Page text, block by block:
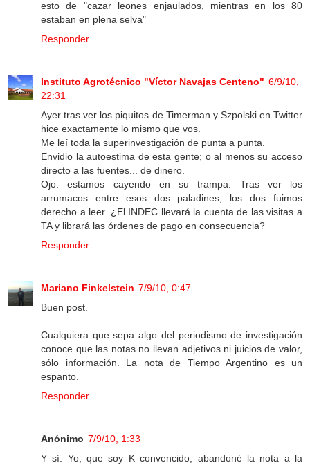
esto de "cazar leones enjaulados, mientras en los 80
estaban en plena selva"
Responder
Instituto Agrotécnico "Víctor Navajas Centeno" 6/9/10,
22:31
Ayer tras ver los piquitos de Timerman y Szpolski en Twitter
hice exactamente lo mismo que vos.
Me leí toda la superinvestigación de punta a punta.
Envidio la autoestima de esta gente; o al menos su acceso
directo a las fuentes... de dinero.
Ojo: estamos cayendo en su trampa. Tras ver los
arrumacos entre esos dos paladines, los dos fuimos
derecho a leer. ¿El INDEC llevará la cuenta de las visitas a
TA y librará las órdenes de pago en consecuencia?
Responder
Mariano Finkelstein 7/9/10, 0:47
Buen post.
Cualquiera que sepa algo del periodismo de investigación
conoce que las notas no llevan adjetivos ni juicios de valor,
sólo información. La nota de Tiempo Argentino es un
espanto.
Responder
Anónimo 7/9/10, 1:33
Y sí. Yo, que soy K convencido, abandoné la nota a la